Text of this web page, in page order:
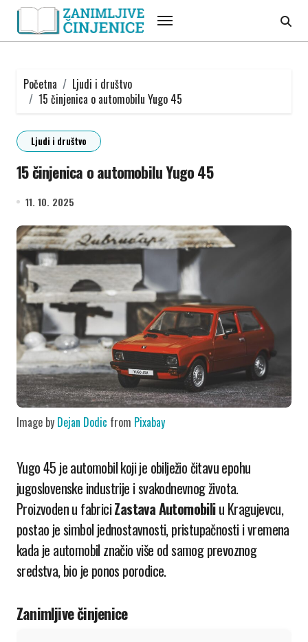
content
Početna
Ljudi i društvo
15 činjenica o automobilu Yugo 45
Ljudi i društvo
15 činjenica o automobilu Yugo 45
11. 10. 2025
Image by Dejan Dodic from Pixabay
Yugo 45 je automobil koji je obilježio čitavu epohu
jugoslovenske industrije i svakodnevnog života.
Proizvoden u fabriciZastava Automobiliu Kragujevcu,
postao je simbol jednostavnosti, pristupačnosti i vremena
kada je automobil značio više od samog prevoznog
sredstva, bio je ponos porodice.
Zanimljive činjenice